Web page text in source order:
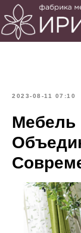
2023-08-11 07:10
Мебель